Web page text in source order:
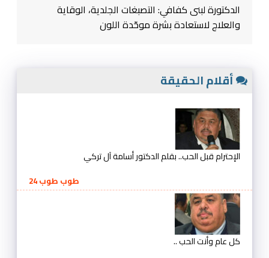
الدكتورة لبنى كفافي: التصبغات الجلدية، الوقاية
والعلاج لاستعادة بشرة موحّدة اللون
أقلام الحقيقة
الإحترام قبل الحب.. بقلم الدكتور أسامة آل تركي
طوب طوب 24
كل عام وأنت الحب ..